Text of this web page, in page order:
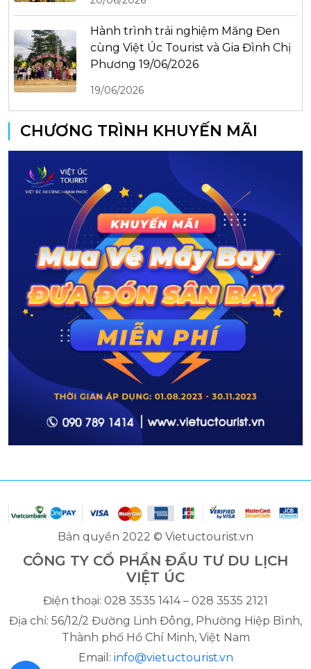
Hành trình trải nghiệm Măng Đen
cùng Việt Úc Tourist và Gia Đình Chị
Phương 19/06/2026
19/06/2026
CHƯƠNG TRÌNH KHUYẾN MÃI
Bản quyền 2022 © Vietuctourist.vn
CÔNG TY CỔ PHẦN ĐẦU TƯ DU LỊCH
VIỆT ÚC
Điện thoại: 028 3535 1414 – 028 3535 2121
Địa chỉ: 56/12/2 Đường Linh Đông, Phường Hiệp Bình,
Thành phố Hồ Chí Minh, Việt Nam
Email: info@vietuctourist.vn